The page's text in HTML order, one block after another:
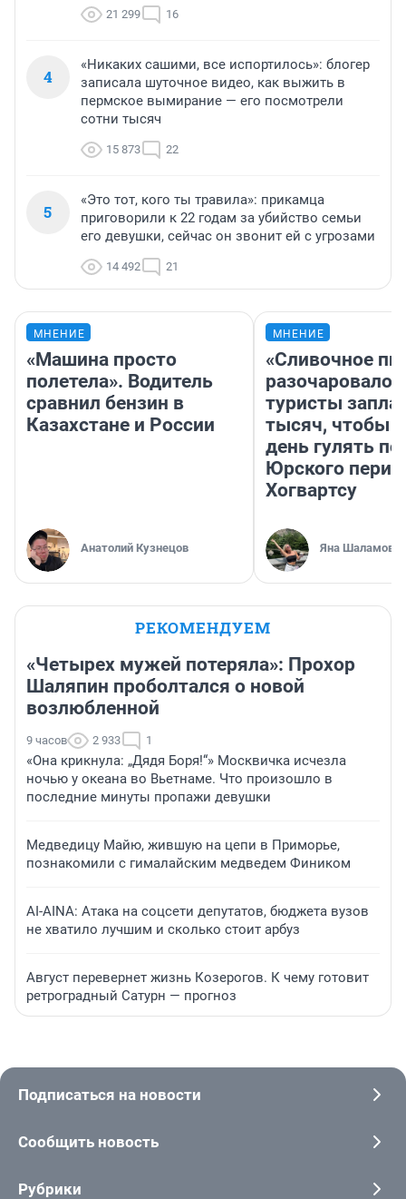
21 299 16
4
«Никаких сашими, все испортилось»: блогер
записала шуточное видео, как выжить в
пермское вымирание — его посмотрели
сотни тысяч
15 873 22
5
«Это тот, кого ты травила»: прикамца
приговорили к 22 годам за убийство семьи
его девушки, сейчас он звонит ей с угрозами
14 492 21
МНЕНИЕ
«Машина просто
полетела». Водитель
сравнил бензин в
Казахстане и России
Анатолий Кузнецов
МНЕНИЕ
«Сливочное
разочаровало»:
туристы
тысяч, чтобы
день гулять по
Юрского
Хогвартсу
Яна Шаламова
РЕКОМЕНДУЕМ
«Четырех мужей потеряла»: Прохор
Шаляпин проболтался о новой
возлюбленной
9 часов 2 933 1
«Она крикнула: „Дядя Боря!“» Москвичка исчезла
ночью у океана во Вьетнаме. Что произошло в
последние минуты пропажи девушки
Медведицу Майю, жившую на цепи в Приморье,
познакомили с гималайским медведем Фиником
AI-AINA: Атака на соцсети депутатов, бюджета вузов
не хватило лучшим и сколько стоит арбуз
Август перевернет жизнь Козерогов. К чему готовит
ретроградный Сатурн — прогноз
Подписаться на новости
Сообщить новость
Рубрики